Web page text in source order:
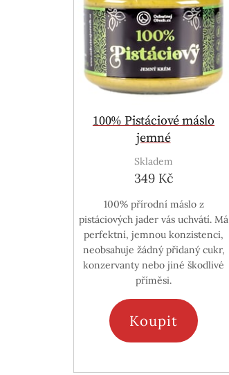
100% Pistáciové máslo
jemné
Skladem
349 Kč
100% přírodní máslo z
pistáciových jader vás uchvátí. Má
perfektní, jemnou konzistenci,
neobsahuje žádný přidaný cukr,
konzervanty nebo jiné škodlivé
příměsi.
Koupit